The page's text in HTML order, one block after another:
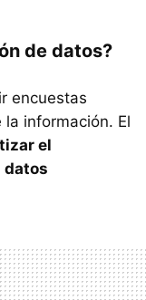
de datos?
encuestas
información. El
el
datos